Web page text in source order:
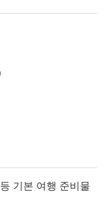
기본 여행 준비물